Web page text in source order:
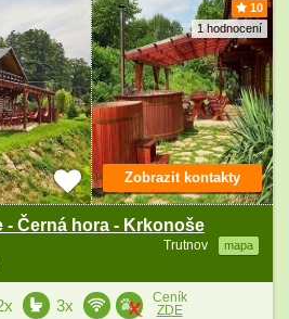
10
1 hodnocení
- Černá hora - Krkonoše
Trutnov mapa
Zobrazit kontakty
3x
Ceník
ZDE